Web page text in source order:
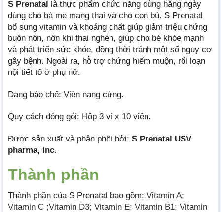
S Prenatal là thực phẩm chức năng dùng hằng ngày
dùng cho bà mẹ mang thai và cho con bú. S Prenatal
bổ sung vitamin và khoáng chất giúp giảm triệu chứng
buồn nôn, nôn khi thai nghén, giúp cho bé khỏe mạnh
và phát triển sức khỏe, đồng thời tránh một số nguy cơ
gây bệnh. Ngoài ra, hỗ trợ chứng hiếm muộn, rối loạn
nội tiết tố ở phụ nữ.
Dạng bào chế: Viên nang cứng.
Quy cách đóng gói: Hộp 3 vỉ x 10 viên.
Được sản xuất và phân phối bởi: S Prenatal USV
pharma, inc.
Thành phần
Thành phần của S Prenatal bao gồm: Vitamin A;
Vitamin C ;Vitamin D3; Vitamin E; Vitamin B1; Vitamin